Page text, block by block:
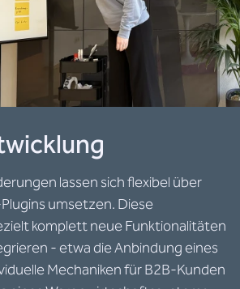
lassen sich flexibel über
umsetzen. Diese
komplett neue Funktionalitäten
- etwa die Anbindung eines
Mechaniken für B2B-Kunden